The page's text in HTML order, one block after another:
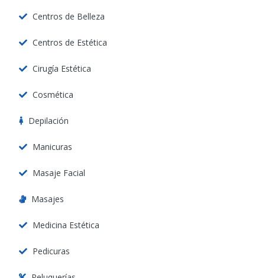
Centros de Belleza
Centros de Estética
Cirugía Estética
Cosmética
Depilación
Manicuras
Masaje Facial
Masajes
Medicina Estética
Pedicuras